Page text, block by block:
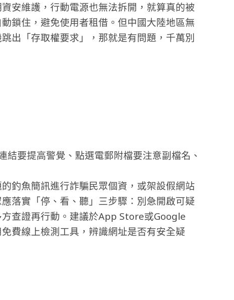
安維護，行動電源也無法拆開，就算真的被
鎖住，避免使用者租借。但中國大陸地區無
出「存取權要求」，那就是有問題，千萬別
要提高警覺、點選電郵附檔要注意副檔名、
釣魚簡訊進行詐騙民眾個資，或架設假網站
落實「停、看、聽」三步驟：別急開啟可疑
查證再行動。建議於App Store或Google
費線上檢測工具，辨識網址是否有安全疑